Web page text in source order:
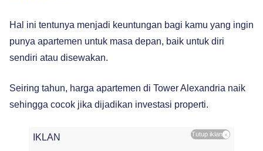
Hal ini tentunya menjadi keuntungan bagi kamu yang ingin
punya apartemen untuk masa depan, baik untuk diri
sendiri atau disewakan.
Seiring tahun, harga apartemen di Tower Alexandria naik
sehingga cocok jika dijadikan investasi properti.
IKLAN Tutup iklan ×